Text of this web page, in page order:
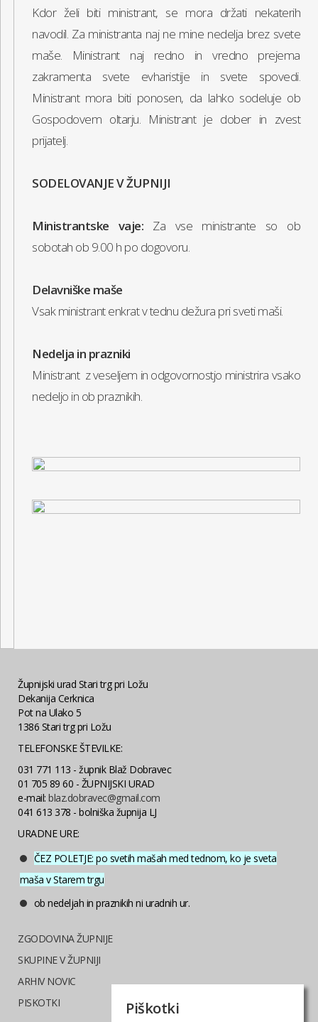
Kdor želi biti ministrant, se mora držati nekaterih
navodil. Za ministranta naj ne mine nedelja brez svete
maše. Ministrant naj redno in vredno prejema
zakramenta svete evharistije in svete spovedi.
Ministrant mora biti ponosen, da lahko sodeluje ob
Gospodovem oltarju. Ministrant je dober in zvest
prijatelj.
SODELOVANJE V ŽUPNIJI
Ministrantske vaje: Za vse ministrante so ob
sobotah ob 9.00 h po dogovoru.
Delavniške maše
Vsak ministrant enkrat v tednu dežura pri sveti maši.
Nedelja in prazniki
Ministrant z veseljem in odgovornostjo ministrira vsako
nedeljo in ob praznikih.
Piškotki
Župnijski urad Stari trg pri Ložu
Dekanija Cerknica
Pot na Ulako 5
1386 Stari trg pri Ložu
TELEFONSKE ŠTEVILKE:
031 771 113 - župnik Blaž Dobravec
01 705 89 60 - ŽUPNIJSKI URAD
e-mail: blaz.dobravec@gmail.com
041 613 378 - bolniška župnija LJ
URADNE URE:
ČEZ POLETJE: po svetih mašah med tednom, ko je sveta
maša v Starem trgu
ob nedeljah in praznikih ni uradnih ur.
ZGODOVINA ŽUPNIJE
SKUPINE V ŽUPNIJI
ARHIV NOVIC
PISKOTKI